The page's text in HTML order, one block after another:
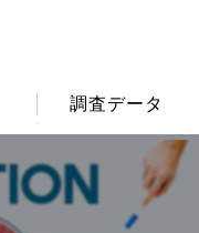
調査データ